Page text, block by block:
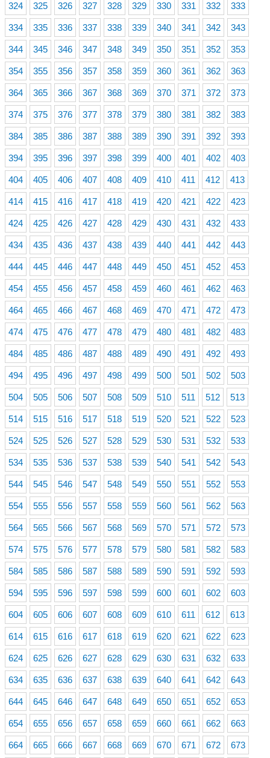
324 325 326 327 328 329 330 331 332 333
334 335 336 337 338 339 340 341 342 343
344 345 346 347 348 349 350 351 352 353
354 355 356 357 358 359 360 361 362 363
364 365 366 367 368 369 370 371 372 373
374 375 376 377 378 379 380 381 382 383
384 385 386 387 388 389 390 391 392 393
394 395 396 397 398 399 400 401 402 403
404 405 406 407 408 409 410 411 412 413
414 415 416 417 418 419 420 421 422 423
424 425 426 427 428 429 430 431 432 433
434 435 436 437 438 439 440 441 442 443
444 445 446 447 448 449 450 451 452 453
454 455 456 457 458 459 460 461 462 463
464 465 466 467 468 469 470 471 472 473
474 475 476 477 478 479 480 481 482 483
484 485 486 487 488 489 490 491 492 493
494 495 496 497 498 499 500 501 502 503
504 505 506 507 508 509 510 511 512 513
514 515 516 517 518 519 520 521 522 523
524 525 526 527 528 529 530 531 532 533
534 535 536 537 538 539 540 541 542 543
544 545 546 547 548 549 550 551 552 553
554 555 556 557 558 559 560 561 562 563
564 565 566 567 568 569 570 571 572 573
574 575 576 577 578 579 580 581 582 583
584 585 586 587 588 589 590 591 592 593
594 595 596 597 598 599 600 601 602 603
604 605 606 607 608 609 610 611 612 613
614 615 616 617 618 619 620 621 622 623
624 625 626 627 628 629 630 631 632 633
634 635 636 637 638 639 640 641 642 643
644 645 646 647 648 649 650 651 652 653
654 655 656 657 658 659 660 661 662 663
664 665 666 667 668 669 670 671 672 673